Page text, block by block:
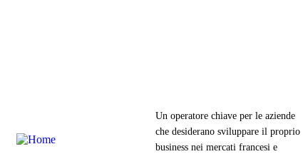
Un operatore chiave per le aziende
che desiderano sviluppare il proprio
business nei mercati francesi e